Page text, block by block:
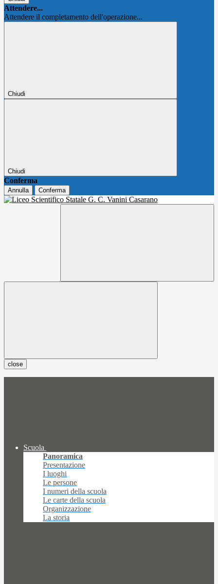
Attendere...
Attendere il completamento dell'operazione...
Chiudi
Chiudi
Conferma
Annulla Conferma
close
Scuola
Panoramica
Presentazione
I luoghi
Le persone
I numeri della scuola
Le carte della scuola
Organizzazione
La storia